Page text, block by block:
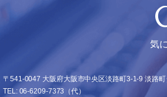
気
〒541-0047 大阪府大阪市中央区淡路町3-1-9淡路
TEL: 06-6209-7373 （代）